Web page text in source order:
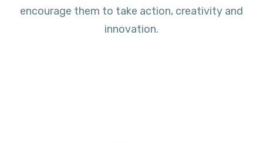
encourage them to take action, creativity and
innovation.